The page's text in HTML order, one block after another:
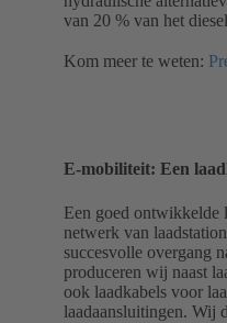
van 20 % van het
Kom meer te weten:
E-mobiliteit: Een
Een goed ontwikkelde
netwerk van
succesvolle overgang
produceren wij naast
ook laadkabels voor
laadaansluitingen. Wij